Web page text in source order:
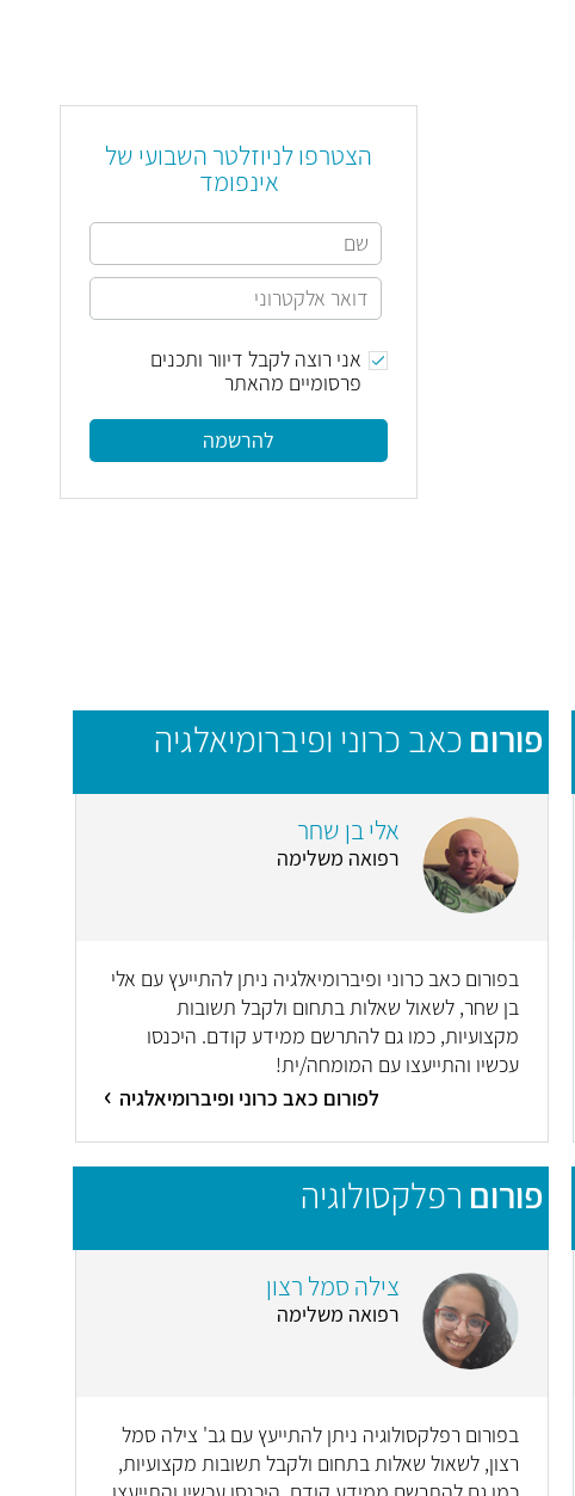
הצטרפו לניוזלטר השבועי של
אינפומד
אני רוצה לקבל דיוור ותכנים
פרסומיים מהאתר
להרשמה
פורום כאב כרוני ופיברומיאלגיה
אלי בן שחר
רפואה משלימה
בפורום כאב כרוני ופיברומיאלגיה ניתן להתייעץ עם אלי
בן שחר, לשאול שאלות בתחום ולקבל תשובות
מקצועיות, כמו גם להתרשם ממידע קודם. היכנסו
עכשיו והתייעצו עם המומחה/ית!
לפורום כאב כרוני ופיברומיאלגיה
פורום רפלקסולוגיה
צילה סמל רצון
רפואה משלימה
בפורום רפלקסולוגיה ניתן להתייעץ עם גב' צילה סמל
רצון, לשאול שאלות בתחום ולקבל תשובות מקצועיות,